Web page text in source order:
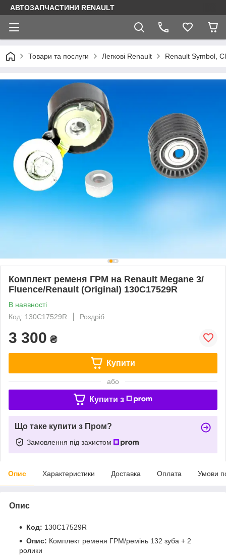
АВТОЗАПЧАСТИНИ RENAULT
Товари та послуги Легкові Renault Renault Symbol,
Комплект ременя ГРМ на Renault Megane 3/
Fluence/Renault (Original) 130C17529R
В наявності
Код: 130C17529R
Роздріб
3 300 ₴
Купити
або
Купити з
Що таке купити з Пром?
Замовлення під захистом
Опис Характеристики Доставка Оплата Умови
Опис
Код: 130C17529R
Опис: Комплект ременя ГРМ/ремінь 132 зуба + 2
ролики